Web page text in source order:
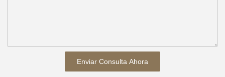
Enviar Consulta Ahora